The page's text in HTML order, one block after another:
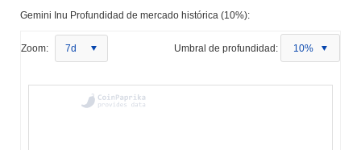
Gemini Inu Profundidad de mercado histórica (10%):
Zoom: 7d Umbral de profundidad: 10%